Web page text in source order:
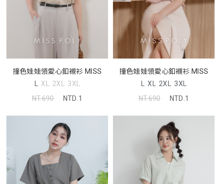
撞色娃娃領愛心釦襯衫 MISS
L XL 2XL 3XL
NT.690
NTD.1
撞色娃娃領愛心釦襯衫 MISS
L XL 2XL 3XL
NT.690
NTD.1